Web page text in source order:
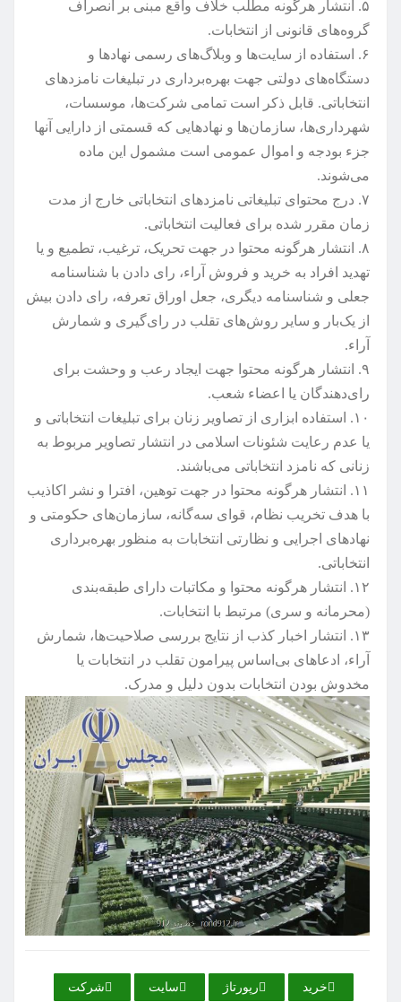
۵. انتشار هرگونه مطلب خلاف واقع مبنی بر انصراف
گروه‌های قانونی از انتخابات.
۶. استفاده از سایت‌ها و وبلاگ‌های رسمی نهادها و
دستگاه‌های دولتی جهت بهره‌برداری در تبلیغات نامزدهای
انتخاباتی. قابل ذکر است تمامی شرکت‌ها‌، موسسات‌،
شهرداری‌ها‌، سازمان‌ها و نهادهایی که قسمتی از دارایی آنها
جزء بودجه و اموال عمومی است مشمول این ماده
می‌شوند.
۷. درج محتوای تبلیغاتی نامزدهای انتخاباتی خارج از مدت
زمان مقرر شده برای فعالیت انتخاباتی.
۸. انتشار هرگونه محتوا در جهت تحریک‌، ترغیب‌، تطمیع و یا
تهدید افراد به خرید و فروش آراء‌، رای دادن با شناسنامه
جعلی و شناسنامه دیگری‌، جعل اوراق تعرفه‌، رای دادن بیش
از یک‌بار و سایر روش‌های تقلب در رای‌گیری و شمارش
آراء.
۹. انتشار هرگونه محتوا جهت ایجاد رعب و وحشت برای
رای‌دهندگان یا اعضاء شعب.
۱۰. استفاده ابزاری از تصاویر زنان برای تبلیغات انتخاباتی و
یا عدم رعایت شئونات اسلامی در انتشار تصاویر مربوط به
زنانی که نامزد انتخاباتی می‌باشند.
۱۱. انتشار هرگونه محتوا در جهت توهین‌، افترا و نشر اکاذیب
با هدف تخریب نظام‌، قوای سه‌گانه‌، سازمان‌های حکومتی و
نهادهای اجرایی و نظارتی انتخابات به منظور بهره‌برداری
انتخاباتی.
۱۲. انتشار هرگونه محتوا و مکاتبات دارای طبقه‌بندی
(محرمانه و سری) مرتبط با انتخابات‌.
۱۳. انتشار اخبار کذب از نتایج بررسی صلاحیت‌ها‌، شمارش
آراء‌، ادعاهای بی‌اساس پیرامون تقلب در انتخابات یا
مخدوش بودن انتخابات بدون دلیل و مدرک.
خرید رپورتاژ سایت شركت